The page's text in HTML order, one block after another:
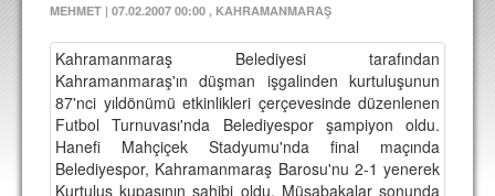
TRANSFERLER
TARAFTAR
BİLETLER
DEPLASMAN
MEHMET | 07.02.2007 00:00 , KAHRAMANMARAŞ
Kahramanmaraş Belediyesi tarafından
Kahramanmaraş'ın düşman işgalinden kurtuluşunun
87'nci yıldönümü etkinlikleri çerçevesinde düzenlenen
Futbol Turnuvası'nda Belediyespor şampiyon oldu.
Hanefi Mahçiçek Stadyumu'nda final maçında
Belediyespor, Kahramanmaraş Barosu'nu 2-1 yenerek
Kurtuluş kupasının sahibi oldu. Müsabakalar sonunda